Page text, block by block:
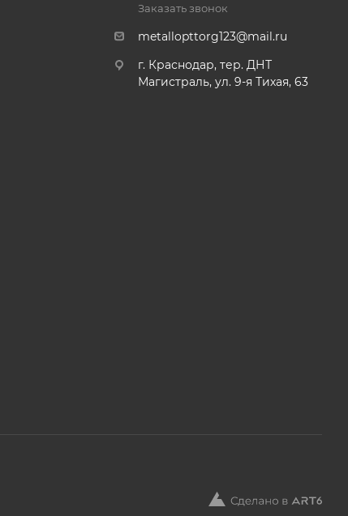
Заказать звонок
metallopttorg123@mail.ru
г. Краснодар, тер. ДНТ
Магистраль, ул. 9-я Тихая, 63